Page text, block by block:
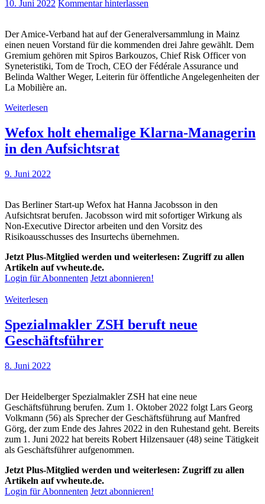
10. Juni 2022 Kommentar hinterlassen
Der Amice-Verband hat auf der Generalversammlung in Mainz
einen neuen Vorstand für die kommenden drei Jahre gewählt. Dem
Gremium gehören mit Spiros Barkouzos, Chief Risk Officer von
Syneteristiki, Tom de Troch, CEO der Fédérale Assurance und
Belinda Walther Weger, Leiterin für öffentliche Angelegenheiten der
La Mobilière an.
Weiterlesen
Wefox holt ehemalige Klarna-Managerin
in den Aufsichtsrat
9. Juni 2022
Das Berliner Start-up Wefox hat Hanna Jacobsson in den
Aufsichtsrat berufen. Jacobsson wird mit sofortiger Wirkung als
Non-Executive Director arbeiten und den Vorsitz des
Risikoausschusses des Insurtechs übernehmen.
Jetzt Plus-Mitglied werden und weiterlesen: Zugriff zu allen
Artikeln auf vwheute.de.
Login für Abonnenten Jetzt abonnieren!
Weiterlesen
Spezialmakler ZSH beruft neue
Geschäftsführer
8. Juni 2022
Der Heidelberger Spezialmakler ZSH hat eine neue
Geschäftsführung berufen. Zum 1. Oktober 2022 folgt Lars Georg
Volkmann (56) als Sprecher der Geschäftsführung auf Manfred
Görg, der zum Ende des Jahres 2022 in den Ruhestand geht. Bereits
zum 1. Juni 2022 hat bereits Robert Hilzensauer (48) seine Tätigkeit
als Geschäftsführer aufgenommen.
Jetzt Plus-Mitglied werden und weiterlesen: Zugriff zu allen
Artikeln auf vwheute.de.
Login für Abonnenten Jetzt abonnieren!